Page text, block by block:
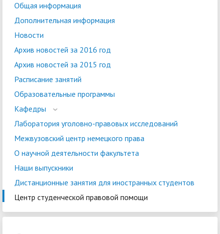
Общая информация
Дополнительная информация
Новости
Архив новостей за 2016 год
Архив новостей за 2015 год
Расписание занятий
Образовательные программы
Кафедры
Лаборатория уголовно-правовых исследований
Межвузовский центр немецкого права
О научной деятельности факультета
Наши выпускники
Дистанционные занятия для иностранных студентов
Центр студенческой правовой помощи